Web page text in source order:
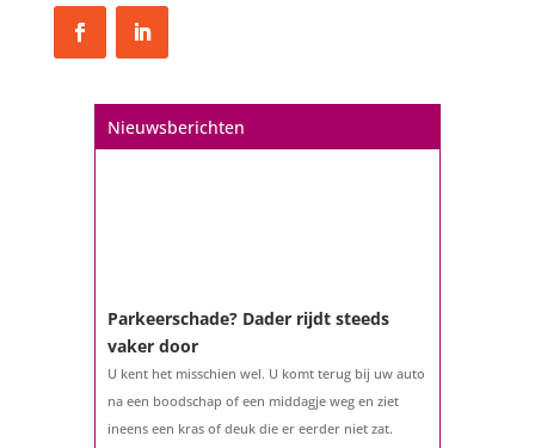
Nieuwsberichten
Parkeerschade? Dader rijdt steeds
vaker door
U kent het misschien wel. U komt terug bij uw auto
na een boodschap of een middagje weg en ziet
ineens een kras of deuk die er eerder niet zat.